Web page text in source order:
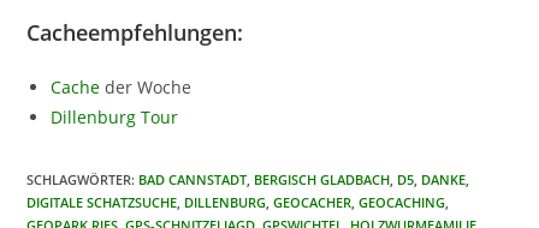
Cacheempfehlungen:
Cache der Woche
Dillenburg Tour
SCHLAGWÖRTER: BAD CANNSTADT, BERGISCH GLADBACH, D5, DANKE,
DIGITALE SCHATZSUCHE, DILLENBURG, GEOCACHER, GEOCACHING,